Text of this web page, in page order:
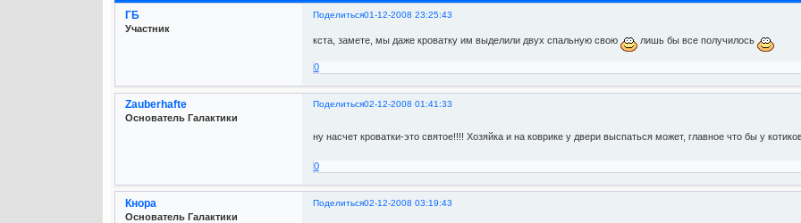
Поделиться01-12-2008 23:25:43
ГБ
Участник
кста, замете, мы даже кроватку им выделили двух спальную свою
лишь бы все получилось
0
Поделиться02-12-2008 01:41:33
Zauberhafte
Основатель Галактики
ну насчет кроватки-это святое!!!! Хозяйка и на коврике у двери выспаться может, главное что бы у
0
Поделиться02-12-2008 03:19:43
Кнора
Основатель Галактики